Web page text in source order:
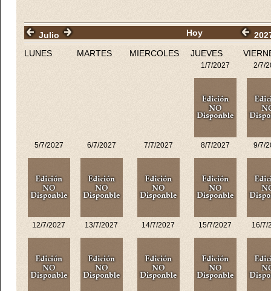
Julio Hoy
LUNES
MARTES MIERCOLES JUEVES
1/7/2027 2/7/
5/7/2027 6/7/2027 7/7/2027 8/7/2027 9/7/
12/7/2027 13/7/2027 14/7/2027 15/7/2027 16/7/